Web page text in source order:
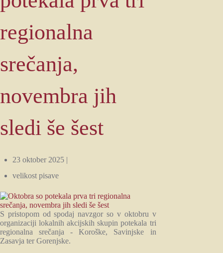
regionalna
srečanja,
novembra jih
sledi še šest
23 oktober 2025 |
velikost pisave
S pristopom od spodaj navzgor so v oktobru v
organizaciji lokalnih akcijskih skupin potekala tri
regionalna srečanja - Koroške, Savinjske in
Zasavja ter Gorenjske.